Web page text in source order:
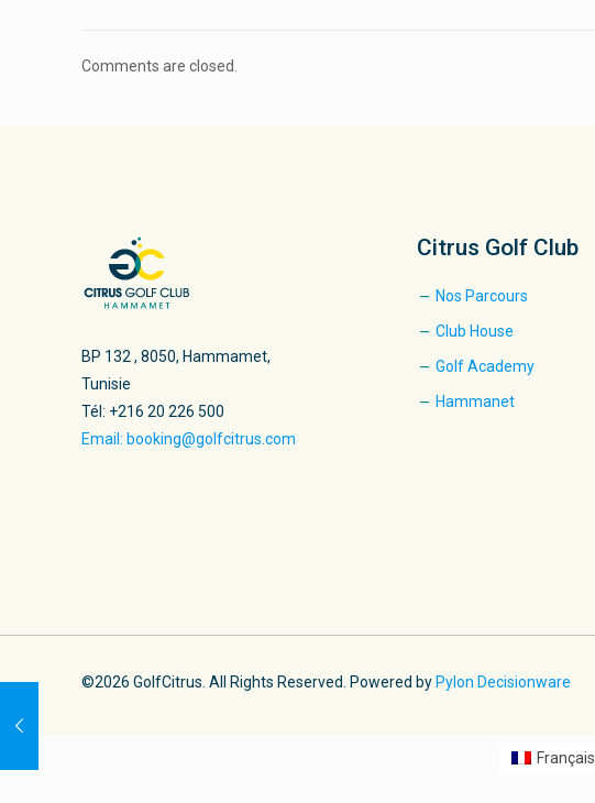
Comments are closed.
BP 132 , 8050, Hammamet,
Tunisie
Tél: +216 20 226 500
Email: booking@golfcitrus.com
Citrus Golf Club
Nos Parcours
Club House
Golf Academy
Hammanet
©2026 GolfCitrus. All Rights Reserved. Powered by Pylon Decisionware
Français